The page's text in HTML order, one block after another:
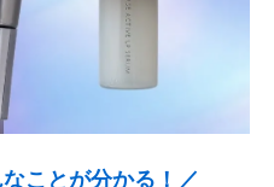
ことが分かる！／